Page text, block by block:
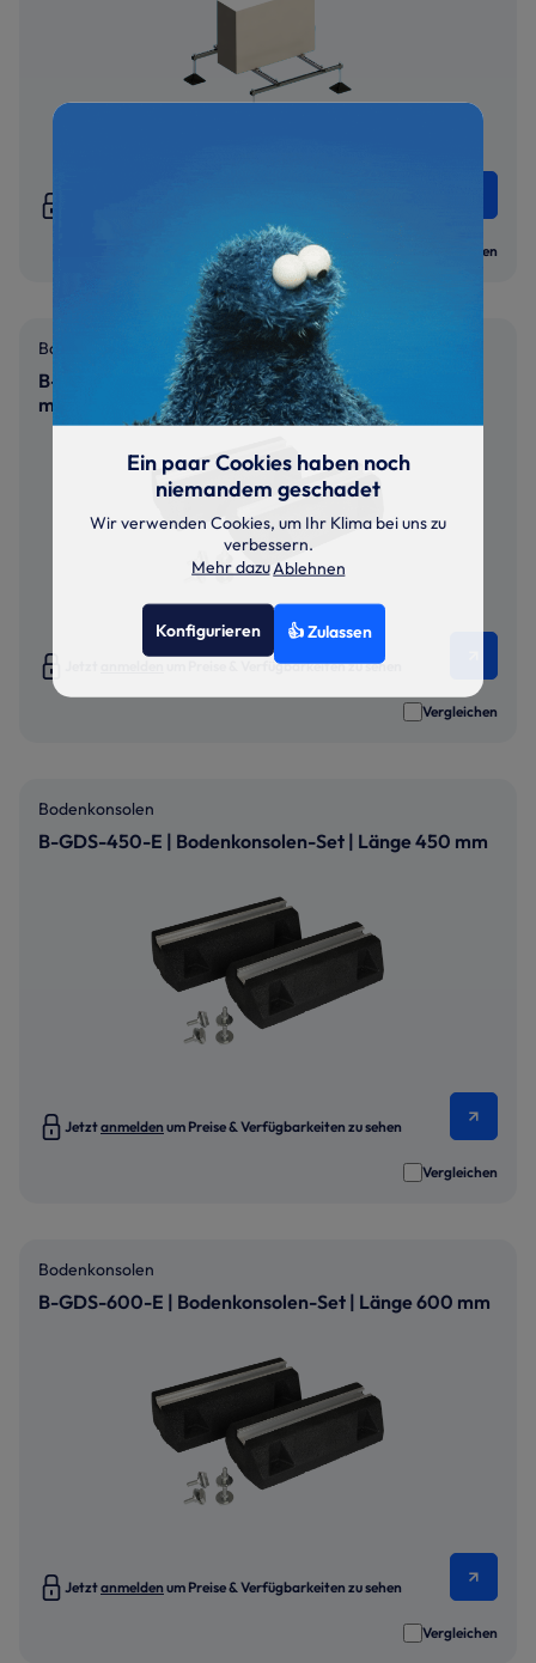
Vergleichen
Bodenkonsolen
B-GDS-1000-E | Bodenkonsolen-Set | Länge 1000
mm
um Preise & Verfügbarkeiten zu sehen
Vergleichen
Bodenkonsolen
B-GDS-450-E | Bodenkonsolen-Set | Länge 450 mm
Jetztanmelden um Preise & Verfügbarkeiten zu sehen
Vergleichen
Bodenkonsolen
B-GDS-600-E | Bodenkonsolen-Set | Länge 600 mm
Jetztanmelden um Preise & Verfügbarkeiten zu sehen
Vergleichen
Ein paar Cookies haben noch
niemandem geschadet
Wir verwenden Cookies, um Ihr Klima bei uns zu
verbessern.
Mehr dazuAblehnen
Konfigurieren 👍 Zulassen